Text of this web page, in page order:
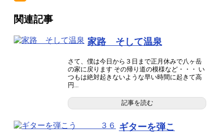
関連記事
家路 そして温泉
さて、僕は今日から３日まで正月休みで八ヶ岳
の家に戻ります その帰り道の模様など・・・ い
つもは絶対起きないような早い時間に起きて高
円...
記事を読む
ギターを弾こ